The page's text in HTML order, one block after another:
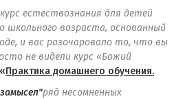
естествознания для детей
школьного возраста, основанный
и вас разочаровало то, что вы
не видели курс «Божий
«Практика домашнего обучения.
ряд несомненных